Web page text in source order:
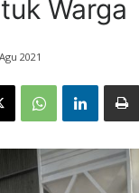
Warga
2021